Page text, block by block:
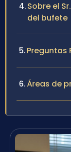
Sobre el
del bufete
Preguntas
Áreas de